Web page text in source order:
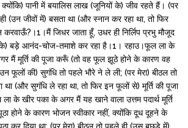
क्योंकि) पानी में बयालिस लाख (जूनियों के) जीव रहते हैं। (पर
ही (उन जीवों में) बसता था (और स्नान कर रहा था, तो फिर
करवाऊँ?।1।मैं जिधर जाता हूँ, उधर ही निर्लिप प्रभु मौजूद
के) बड़े आनंद-चोज-तमाशे कर रहा है।1। रहाउ।फूल ला के
मैं मूर्ति की पूजा करूँ (तो वह फूल झूठे होने के कारण वह
फूलों की) सुगंधि तो पहले भौरे ने ले ली; (पर मेरा) बीठल तो
(और सुगंधि ले रहा था, तो फिर इन फूलों से) मूर्ति की पूजा
के खीर पका के अगर मैं यह खाने वाला उत्तम पदार्थ मूर्ति
होने के कारण भोजन स्वीकार नहीं, क्योंकि दूध दूहने के